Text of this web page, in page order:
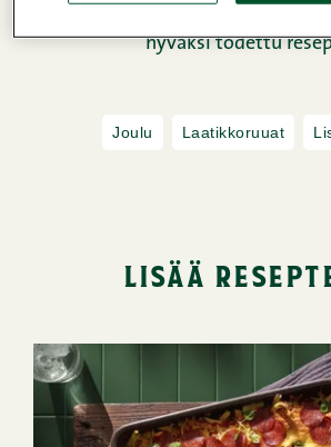
hyväksi todettu
Joulu Laatikkoruuat
lisää